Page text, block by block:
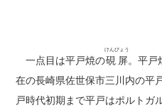
一点目は平戸焼の硯屏
けんびょう
。平戸
在の長崎県佐世保市三川内の平
戸時代初期まで平戸はポルトガ